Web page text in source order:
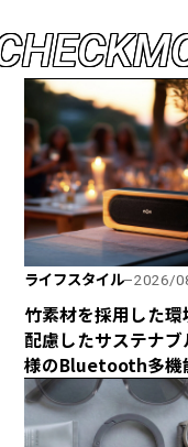
HECKM
ライフスタイル 2026/
竹素材を採用した環
配慮したサステナブ
様のBluetooth多機
ピーカー「Get
Go」が新登場！